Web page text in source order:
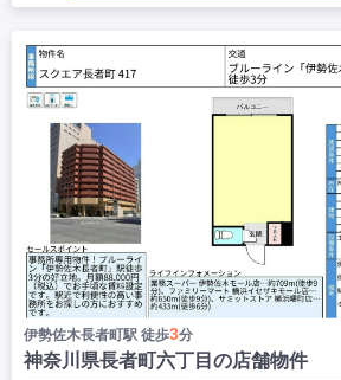
伊勢佐木長者町駅 徒歩3分
神奈川県長者町六丁目の店舗物件